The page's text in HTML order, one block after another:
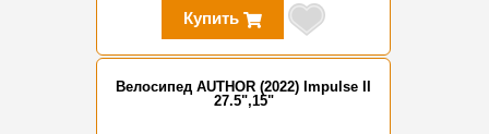
Купить
Велосипед AUTHOR (2022) Impulse II
27.5",15"